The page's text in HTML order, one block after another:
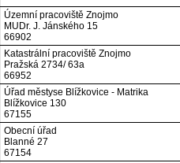
Územní pracoviště Znojmo
MUDr. J. Jánského 15
66902
Katastrální pracoviště Znojmo
Pražská 2734/ 63a
66952
Úřad městyse Blížkovice - Matrika
Blížkovice 130
67155
Obecní úřad
Blanné 27
67154